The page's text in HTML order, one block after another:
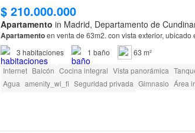
$ 210.000.000
Apartamento in Madrid, Departamento de
Apartamentoen venta de 63m2. con vista exterior, ubicado
3 habitaciones 1 baño
63 m²
Internet Balcón Cocina integral Vista panorámica
Agua amenity_wi_fi Seguridad privada Gimnasio Área